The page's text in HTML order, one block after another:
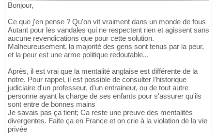
Bonjour,
Ce que j'en pense ? Qu'on vit vraiment dans un monde de fous
Autant pour les vandales qui ne respectent rien et agissent sans
aucune revendications que pour cette solution.
Malheureusement, la majorité des gens sont tenus par la peur,
et la peur est une arme politique redoutable...
Après, il est vrai que la mentalité anglaise est différente de la
notre. Pour rappel, il est possible de consulter l'historique
judiciaire d'un professeur, d'un entraineur, ou de tout autre
personne ayant la charge de ses enfants pour s'assurer qu'ils
sont entre de bonnes mains
Je savais pas ça tient; Ca reste une preuve des mentalités
divergentes. Faite ça en France et on crie à la violation de la vie
privée